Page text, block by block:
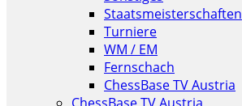
Staatsmeisterschaften
Turniere
WM / EM
Fernschach
ChessBase TV Austria